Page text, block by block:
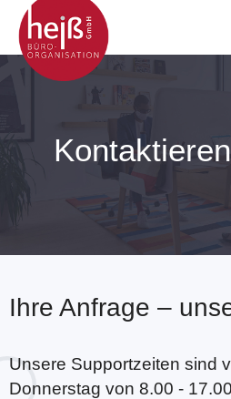
Ihre Anfrage –
Unsere Supportzeiten sind
Donnerstag von 8.00 -